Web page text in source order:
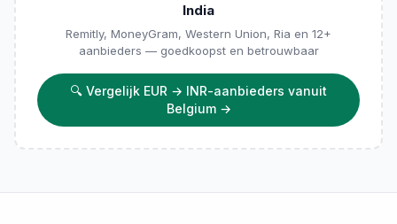
India
Remitly, MoneyGram, Western Union, Ria en 12+
aanbieders — goedkoopst en betrouwbaar
🔍 Vergelijk EUR → INR-aanbieders vanuit
Belgium→